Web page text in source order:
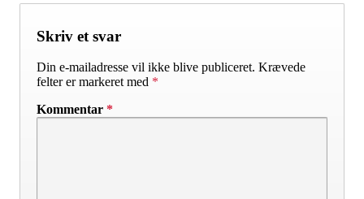
Skriv et svar
Din e-mailadresse vil ikke blive publiceret. Krævede
felter er markeret med *
Kommentar *